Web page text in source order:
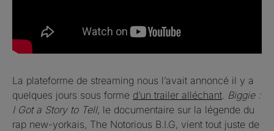
La plateforme de streaming nous l’avait annoncé il y a
quelques jours sous forme d’un trailer alléchant Biggie :
I Got a Story to Tell, le documentaire sur la légende du
rap new-yorkais, The Notorious B.I.G, vient tout juste de